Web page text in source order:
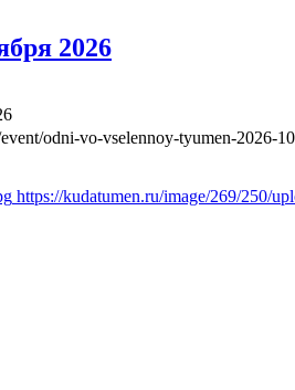
2026
odni-vo-vselennoy-tyumen-2026-
https://kudatumen.ru/image/269/250/